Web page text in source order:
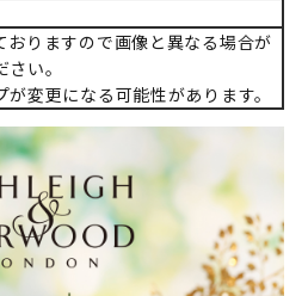
りますので画像と異なる場合が
い。
変更になる可能性があります。